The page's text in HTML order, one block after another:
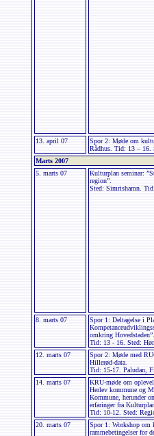
13. april 07
Spor 2: Møde om
Rådhus. Tid: 13 – 16.
Marts 2007
5. marts 07
Kulturplan seminar:
region”.
Sted: Simrishamn.
8. marts 07
Spor 1: Deltagelse i
omkring
Tid: 13 - 16. Sted:
12. marts 07
Spor 2: Møde med
Hillerød-data.
Tid: 15-17. Paludan,
14. marts 07
KRU-møde om
Herlev kommune og
Kommune, herunder
erfaringer fra
Tid: 10-12. Sted:
20. marts 07
Spor 1: Workshop om
rammebetingelser for